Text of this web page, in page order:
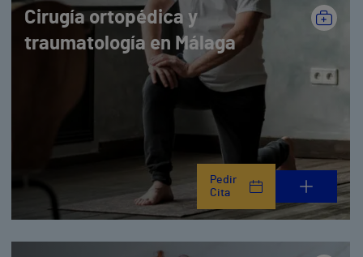
Cirugía ortopédica y
traumatología en Málaga
Pedir
Cita